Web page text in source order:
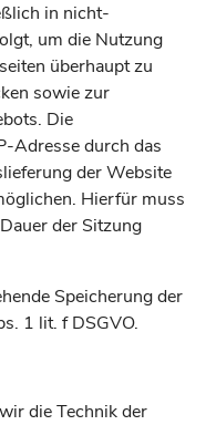
in nicht-
um die Nutzung
überhaupt zu
sowie zur
Die
Adresse durch das
der Website
Hierfür muss
der Sitzung
Speicherung der
1 lit. f DSGVO.
die Technik der